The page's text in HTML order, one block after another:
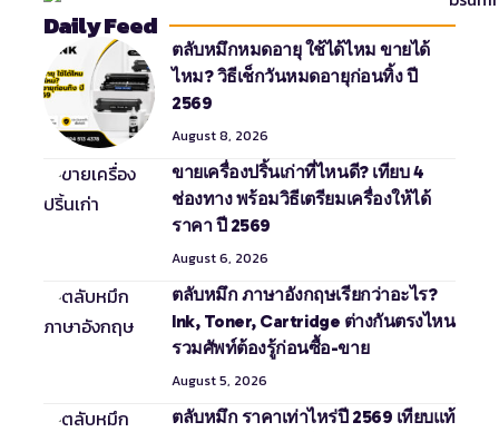
Daily Feed
ตลับหมึกหมดอายุ ใช้ได้ไหม ขายได้
ไหม? วิธีเช็กวันหมดอายุก่อนทิ้ง ปี
2569
August 8, 2026
ขายเครื่องปริ้นเก่าที่ไหนดี? เทียบ 4
ช่องทาง พร้อมวิธีเตรียมเครื่องให้ได้
ราคา ปี 2569
August 6, 2026
ตลับหมึก ภาษาอังกฤษเรียกว่าอะไร?
Ink, Toner, Cartridge ต่างกันตรงไหน
รวมศัพท์ต้องรู้ก่อนซื้อ-ขาย
August 5, 2026
ตลับหมึก ราคาเท่าไหร่ปี 2569 เทียบแท้